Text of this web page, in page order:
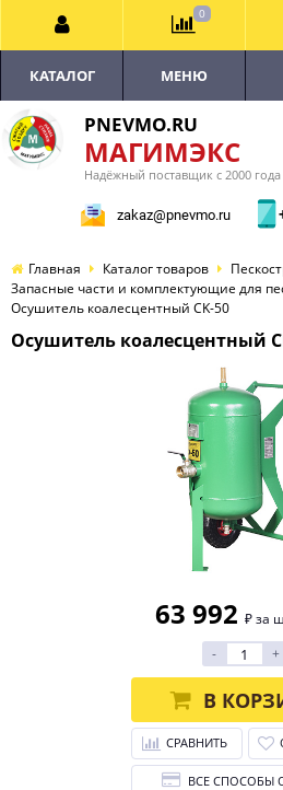
PNEVMO.RU
МАГИМЭКС
Надёжный поставщик с 2000 года
zakaz@pnevmo.ru
КАТАЛОГ МЕНЮ
Главная Каталог товаров
Запасные части и комплектующие для
Осушитель коалесцентный CK-50
Осушитель коалесцентный
63 992 ₽ за
-
+
В
СРАВНИТЬ
ВСЕ СПОСОБЫ
0